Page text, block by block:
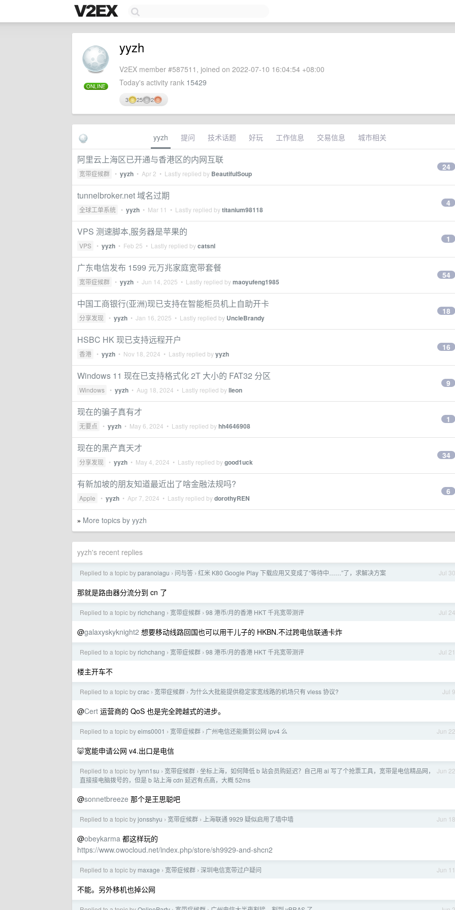
ONLINE
yyzh
V2EX member #587511, joined on 2022-07-10 16:04:54 +08:00
Today's activity rank 15429
3 25 2
yyzh 提问 技术话题 好玩 工作信息 交易信息 城市相关
阿里云上海区已开通与香港区的内网互联
宽带症候群 • yyzh • Apr 2 • Lastly replied by BeautifulSoup
24
tunnelbroker.net 域名过期
全球工单系统 • yyzh • Mar 11 • Lastly replied bytitanium98118
4
VPS 测速脚本,服务器是苹果的
VPS • yyzh • Feb 25 • Lastly replied bycatsnl
1
广东电信发布 1599 元万兆家庭宽带套餐
宽带症候群 • yyzh • Jun 14, 2025 • Lastly replied bymaoyufeng1985
54
中国工商银行(亚洲)现已支持在智能柜员机上自助开卡
分享发现 • yyzh • Jan 16, 2025 • Lastly replied by UncleBrandy
18
HSBC HK 现已支持远程开户
香港 • yyzh • Nov 18, 2024 • Lastly replied byyyzh
16
Windows 11 现在已支持格式化 2T 大小的 FAT32 分区
Windows • yyzh • Aug 18, 2024 • Lastly replied bylleon
9
现在的骗子真有才
无要点 • yyzh • May 6, 2024 • Lastly replied byhh4646908
1
现在的黑产真天才
分享发现 • yyzh • May 4, 2024 • Lastly replied bygood1uck
34
有新加坡的朋友知道最近出了啥金融法规吗?
Apple • yyzh • Apr 7, 2024 • Lastly replied bydorothyREN
6
» More topics by yyzh
yyzh's recent replies
Jul 30
Replied to a topic byparanoiagu › 问与答 › 红米 K80 Google Play 下载应用又变成了“等待中……”了，求解决方案
那就是路由器分流分到 cn 了
Jul 24
Replied to a topic by richchang › 宽带症候群 › 98 港币/月的香港 HKT 千兆宽带测评
@galaxyskyknight2 想要移动线路回国也可以用干儿子的 HKBN.不过跨电信联通卡炸
Jul 21
Replied to a topic by richchang › 宽带症候群 › 98 港币/月的香港 HKT 千兆宽带测评
楼主开车不
Jul 9
Replied to a topic bycrac › 宽带症候群 › 为什么大批能提供稳定家宽线路的机场只有 vless 协议?
@Cert 运营商的 QoS 也是完全跨越式的进步。
Jun 22
Replied to a topic byeims0001 › 宽带症候群 › 广州电信还能撕到公网 ipv4 么
🐷宽能申请公网 v4.出口是电信
Jun 22
Replied to a topic by lynn1su › 宽带症候群 › 坐标上海，如何降低 b 站会员购延迟？自己用 ai 写了个抢票工具，宽带是电信精品网，
直接接电脑拨号的，但是 b 站上海 cdn 延迟有点高，大概 52ms
@sonnetbreeze 那个是王思聪吧
Jun 18
Replied to a topic byjonsshyu › 宽带症候群 › 上海联通 9929 疑似启用了墙中墙
@obeykarma 都这样玩的
https://www.owocloud.net/index.php/store/sh9929-and-shcn2
Jun 11
Replied to a topic by maxage › 宽带症候群 › 深圳电信宽带过户疑问
不能。另外移机也掉公网